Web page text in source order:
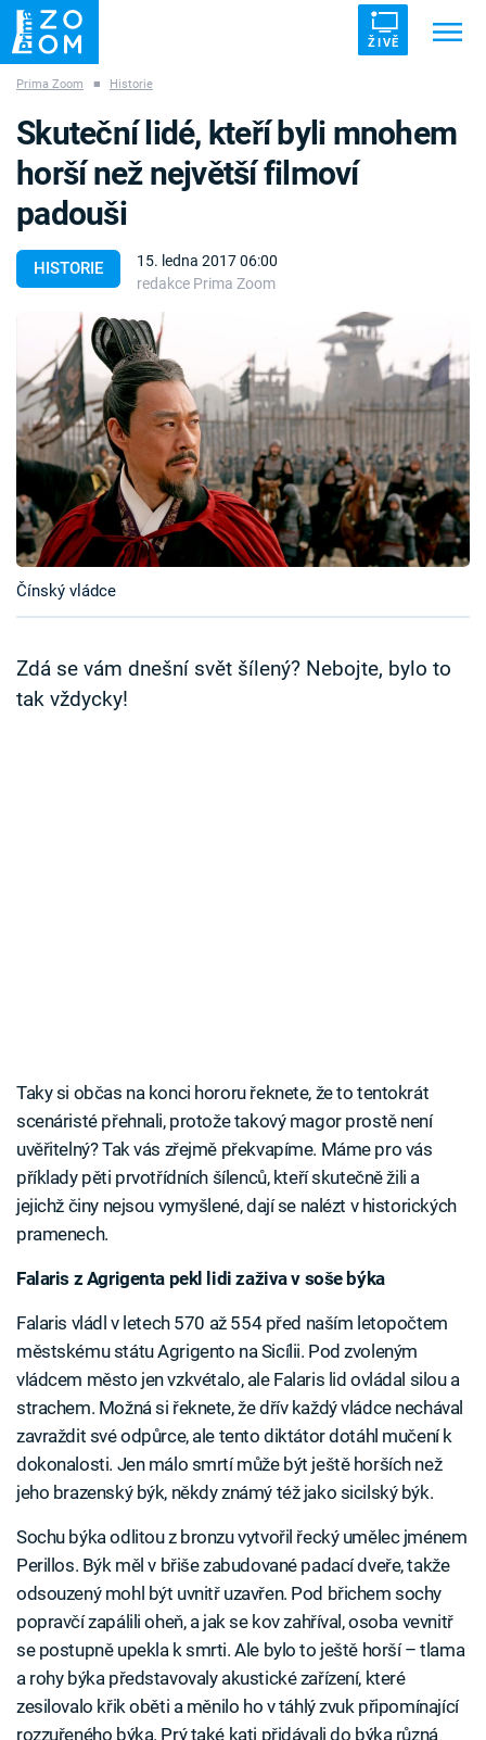
ŽIVĚ
ZÁHADY VETŘELCI DÁVNOVĚKU
Témata
Témata
Pořady
TV Program
Časopis
Sledujte prima+
Sledujte nás
Prima Zoom ■ Historie
HISTORIE
15. ledna 2017 06:00
redakce Prima Zoom
Skuteční lidé, kteří byli mnohem
horší než největší filmoví
padouši
Čínský vládce
Zdá se vám dnešní svět šílený? Nebojte, bylo to
tak vždycky!
Taky si občas na konci hororu řeknete, že to tentokrát
scenáristé přehnali, protože takový magor prostě není
uvěřitelný? Tak vás zřejmě překvapíme. Máme pro vás
příklady pěti prvotřídních šílenců, kteří skutečně žili a
jejichž činy nejsou vymyšlené, dají se nalézt v historických
pramenech.
Falaris z Agrigenta pekl lidi zaživa v soše býka
Falaris vládl v letech 570 až 554 před naším letopočtem
městskému státu Agrigento na Sicílii. Pod zvoleným
vládcem město jen vzkvétalo, ale Falaris lid ovládal silou a
strachem. Možná si řeknete, že dřív každý vládce nechával
zavraždit své odpůrce, ale tento diktátor dotáhl mučení k
dokonalosti. Jen málo smrtí může být ještě horších než
jeho brazenský býk, někdy známý též jako sicilský býk.
Sochu býka odlitou z bronzu vytvořil řecký umělec jménem
Perillos. Býk měl v břiše zabudované padací dveře, takže
odsouzený mohl být uvnitř uzavřen. Pod břichem sochy
popravčí zapálili oheň, a jak se kov zahříval, osoba vevnitř
se postupně upekla k smrti. Ale bylo to ještě horší – tlama
a rohy býka představovaly akustické zařízení, které
zesilovalo křik oběti a měnilo ho v táhlý zvuk připomínající
rozzuřeného býka. Prý také kati přidávali do býka různá